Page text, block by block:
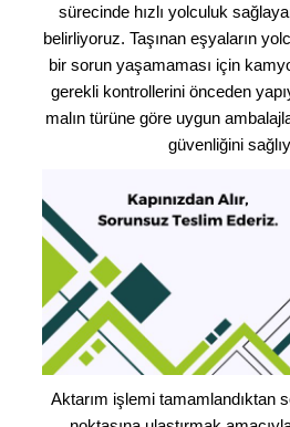
sürecinde hızlı yolculuk
belirliyoruz. Taşınan eşyaların
bir sorun yaşamaması için
gerekli kontrollerini önceden
malın türüne göre uygun
güvenliğini
Aktarım işlemi tamamlandıktan